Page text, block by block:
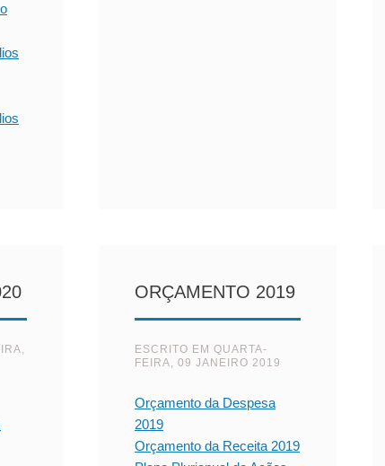
ORÇAMENTO 2019
ESCRITO EM QUARTA-
FEIRA, 09 JANEIRO 2019
Orçamento da Despesa
2019
Orçamento da Receita 2019